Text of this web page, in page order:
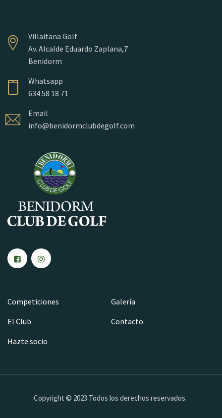
Villaitana Golf
Av. Alcalde Eduardo Zaplana,7
Benidorm
Whatsapp
634 58 18 71
Email
info@benidormclubdegolf.com
Competiciones
Galería
El Club
Contacto
Hazte socio
Copyright © 2023 Todos los derechos reservados.